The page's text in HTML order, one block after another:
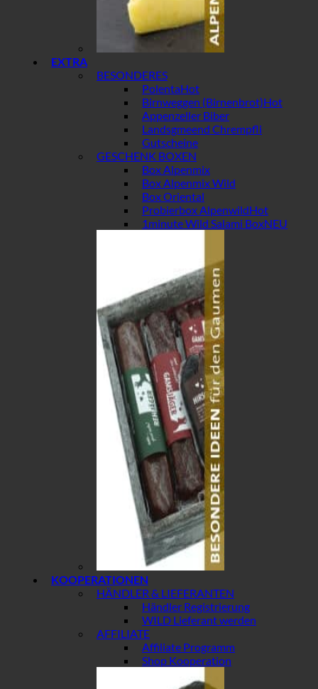
EXTRA
BESONDERES
Polenta
Birnweggen (Birnenbrot)
Appenzeller Biber
Landsgmeend Chrempfli
Gutscheine
GESCHENK BOXEN
Box Alpenmix
Box Alpenmix Wild
Box Oriental
Probierbox Alpenwild
1minute Wild Salami Box
KOOPERATIONEN
HÄNDLER & LIEFERANTEN
Händler Registrierung
WILD Lieferant werden
AFFILIATE
Affiliate Programm
Shop Kooperation